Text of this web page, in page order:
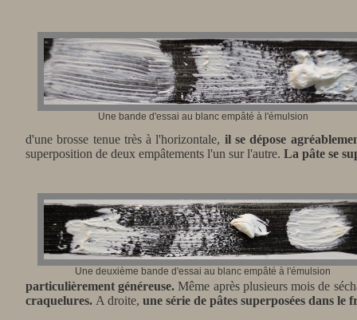
Une bande d'essai au blanc empâté à l'émulsion
d'une brosse tenue très à l'horizontale, il se dépose
superposition de deux empâtements l'un sur l'autre. La pâte se
Une deuxième bande d'essai au blanc empâté à l'émulsion
particulièrement généreuse. Même après plusieurs mois de
craquelures. A droite, une série de pâtes superposées dans le